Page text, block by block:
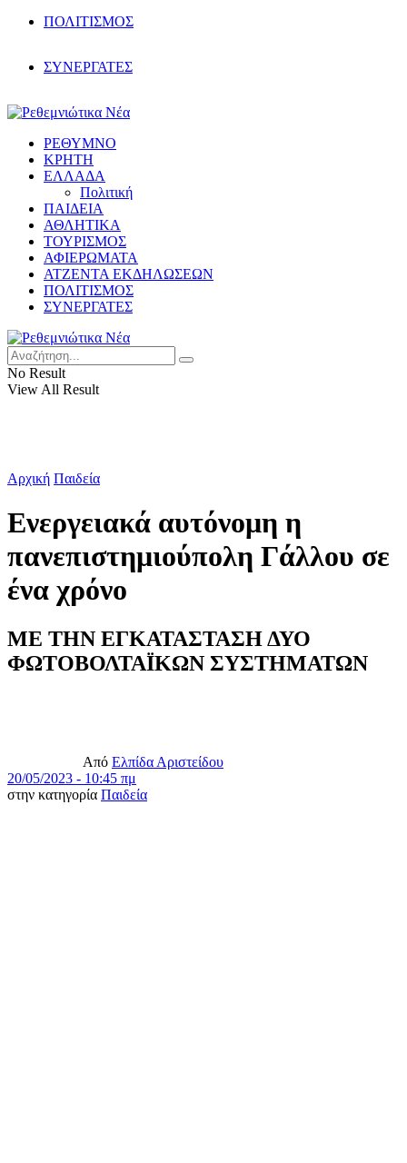
ΠΟΛΙΤΙΣΜΟΣ
ΣΥΝΕΡΓΑΤΕΣ
ΡΕΘΥΜΝΟ
ΚΡΗΤΗ
ΕΛΛΑΔΑ
Πολιτική
ΠΑΙΔΕΙΑ
ΑΘΛΗΤΙΚΑ
ΤΟΥΡΙΣΜΟΣ
ΑΦΙΕΡΩΜΑΤΑ
ΑΤΖΕΝΤΑ ΕΚΔΗΛΩΣΕΩΝ
ΠΟΛΙΤΙΣΜΟΣ
ΣΥΝΕΡΓΑΤΕΣ
No Result
View All Result
Αρχική Παιδεία
Ενεργειακά αυτόνομη η
πανεπιστημιούπολη Γάλλου σε
ένα χρόνο
ΜΕ ΤΗΝ ΕΓΚΑΤΑΣΤΑΣΗ ΔΥΟ
ΦΩΤΟΒΟΛΤΑΪΚΩΝ ΣΥΣΤΗΜΑΤΩΝ
Από Ελπίδα Αριστείδου
20/05/2023 - 10:45 πμ
στην κατηγορία Παιδεία